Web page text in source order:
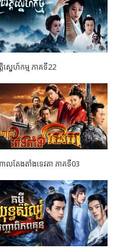
តិស្នេហ៍កម្ម ភាគទី22
លតែងតាំងទេវតា ភាគទី03